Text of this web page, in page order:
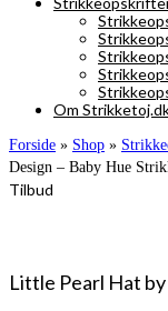
Om
Forside » Shop »
Design – Baby Hue
Tilbud
Little Pearl Hat